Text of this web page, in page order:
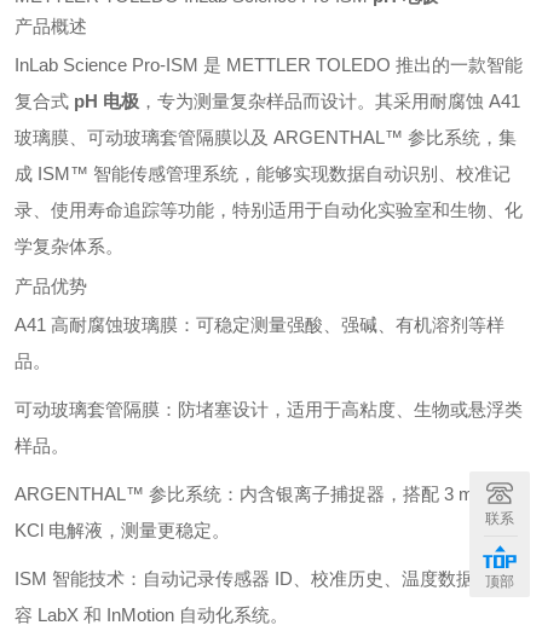
产品概述
InLab Science Pro‑ISM 是 METTLER TOLEDO 推出的一款智能
复合式 pH 电极 ，专为测量复杂样品而设计。其采用耐腐蚀 A41
玻璃膜、可动玻璃套管隔膜以及 ARGENTHAL™ 参比系统，集
成 ISM™ 智能传感管理系统，能够实现数据自动识别、校准记
录、使用寿命追踪等功能，特别适用于自动化实验室和生物、化
学复杂体系。
产品优势
A41 高耐腐蚀玻璃膜：可稳定测量强酸、强碱、有机溶剂等样
品。
可动玻璃套管隔膜：防堵塞设计，适用于高粘度、生物或悬浮类
样品。
ARGENTHAL™ 参比系统：内含银离子捕捉器，搭配 3 mol/L
KCl 电解液，测量更稳定。
ISM 智能技术：自动记录传感器 ID、校准历史、温度数据，兼
容 LabX 和 InMotion 自动化系统。
联系
顶部